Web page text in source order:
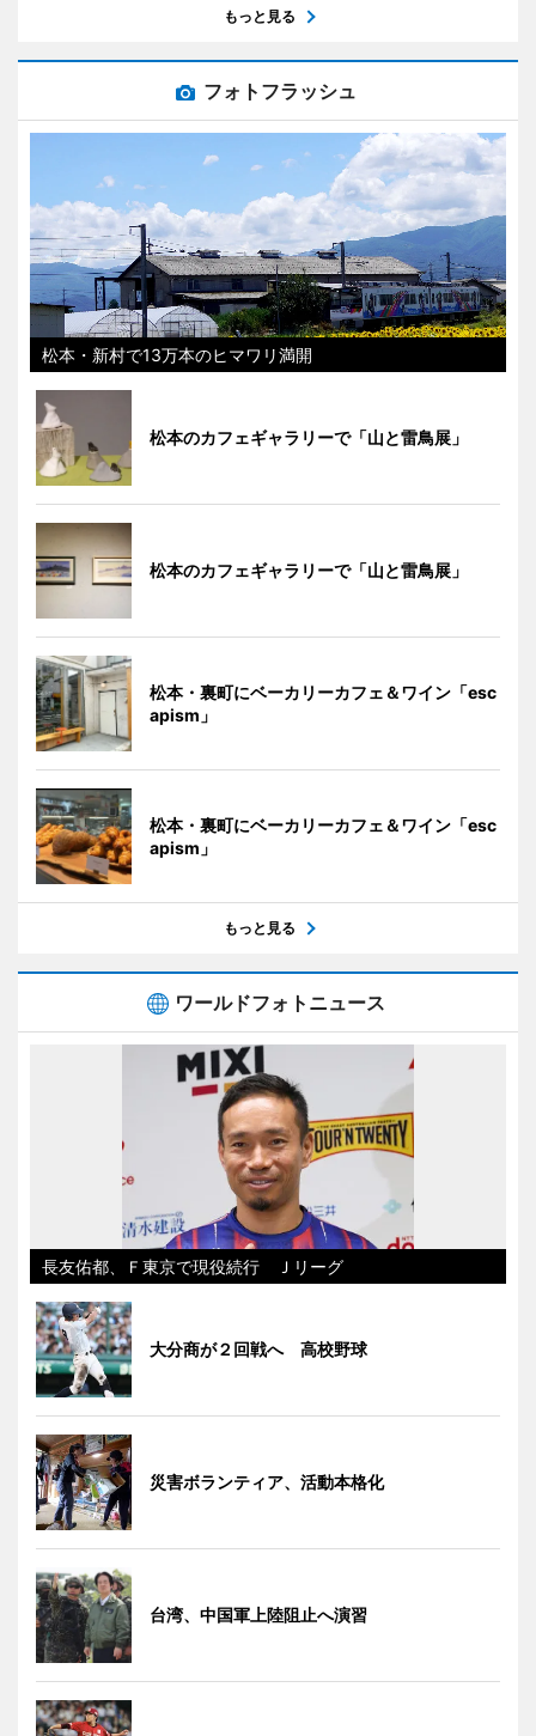
もっと見る
フォトフラッシュ
松本・新村で13万本のヒマワリ満開
松本のカフェギャラリーで「山と雷鳥展」
松本のカフェギャラリーで「山と雷鳥展」
松本・裏町にベーカリーカフェ＆ワイン「esc
apism」
松本・裏町にベーカリーカフェ＆ワイン「esc
apism」
もっと見る
ワールドフォトニュース
長友佑都、Ｆ東京で現役続行 Ｊリーグ
大分商が２回戦へ 高校野球
災害ボランティア、活動本格化
台湾、中国軍上陸阻止へ演習